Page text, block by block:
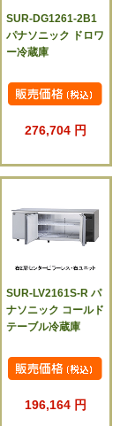
SUR-DG1261-2B1
パナソニック ドロワ
ー冷蔵庫
276,704 円
SUR-LV2161S-R パ
ナソニック コールド
テーブル冷蔵庫
196,164 円